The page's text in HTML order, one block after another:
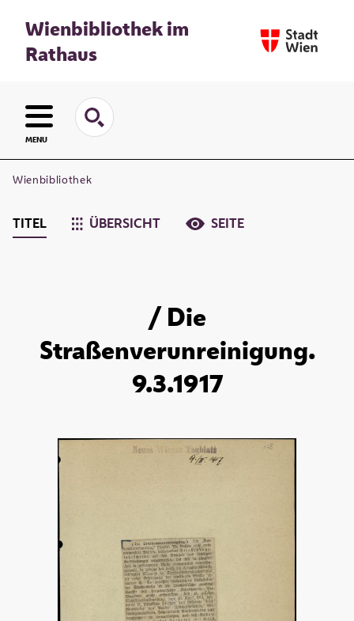
Wienbibliothek im
Rathaus
MENU
Wienbibliothek
TITEL ÜBERSICHT SEITE
/ Die
Straßenverunreinigung.
9.3.1917